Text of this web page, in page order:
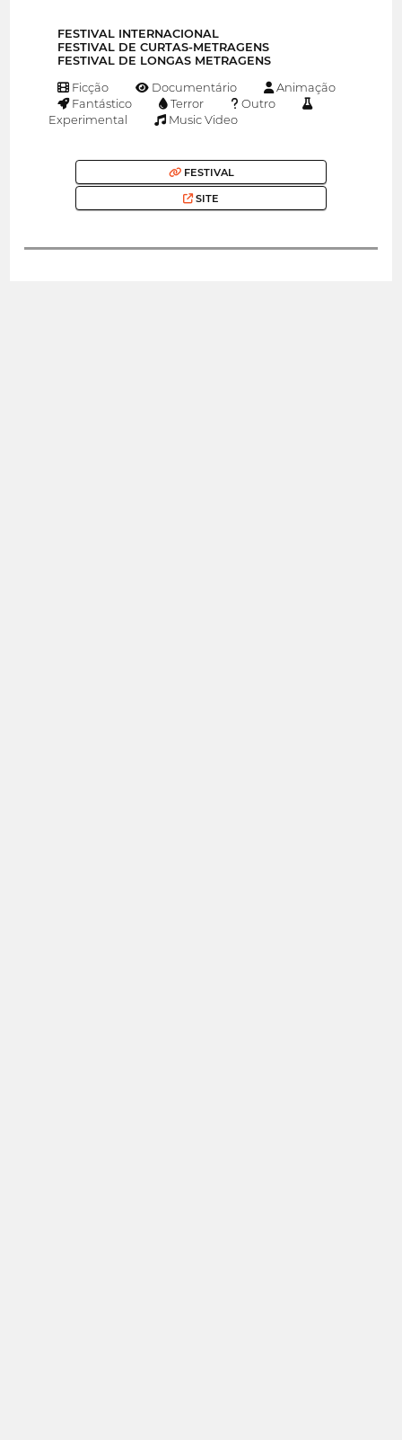
FESTIVAL INTERNACIONAL
FESTIVAL DE CURTAS-METRAGENS
FESTIVAL DE LONGAS METRAGENS
Ficção Documentário
Animação
Fantástico
Terror
Outro
Experimental
Music Video
FESTIVAL
SITE